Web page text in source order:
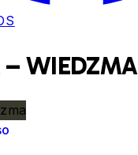
WIEDZMA